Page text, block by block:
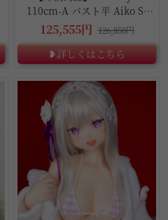
110cm-A バスト平 Aiko S-
TPE製ダッチワイフ
125,555円 126,850円
❥詳しくはこちら
10%OFF